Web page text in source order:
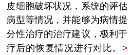
皮细胞破坏状况，系统的评
病型等情况，并能够为病情
分性治疗的治疗建议，极利
疗后的恢复情况进行对比。